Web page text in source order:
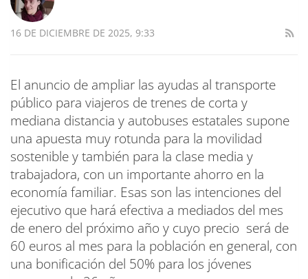
16 DE DICIEMBRE DE 2025, 9:33
El anuncio de ampliar las ayudas al transporte
público para viajeros de trenes de corta y
mediana distancia y autobuses estatales supone
una apuesta muy rotunda para la movilidad
sostenible y también para la clase media y
trabajadora, con un importante ahorro en la
economía familiar. Esas son las intenciones del
ejecutivo que hará efectiva a mediados del mes
de enero del próximo año y cuyo precio será de
60 euros al mes para la población en general, con
una bonificación del 50% para los jóvenes